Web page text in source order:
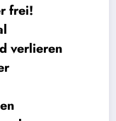
frei!
verlieren